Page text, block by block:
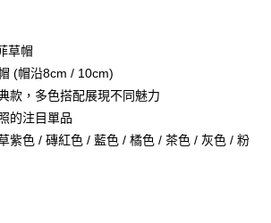
含以上)免運費
含以上)免運費
草帽
(帽沿8cm / 10cm)
款，多色搭配展現不同魅力
的注目單品
紫色 / 磚紅色 / 藍色 / 橘色 / 茶色 / 灰色 / 粉